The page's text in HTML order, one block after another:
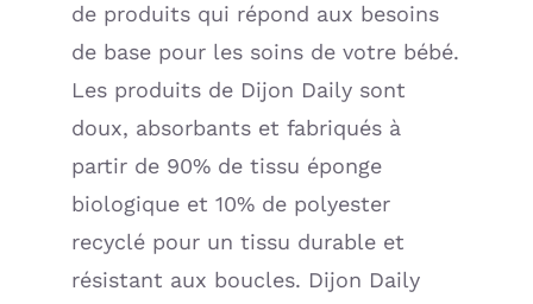
de produits qui répond aux besoins
de base pour les soins de votre bébé.
Les produits de Dijon Daily sont
doux, absorbants et fabriqués à
partir de 90% de tissu éponge
biologique et 10% de polyester
recyclé pour un tissu durable et
résistant aux boucles. Dijon Daily